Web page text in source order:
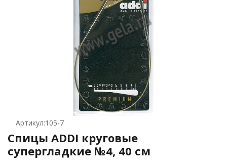
Артикул:105-7
Спицы ADDI круговые
супергладкие №4, 40 см